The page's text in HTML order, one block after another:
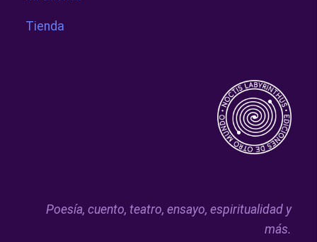
Tienda
Poesía, cuento, teatro, ensayo, espiritualidad y
más.